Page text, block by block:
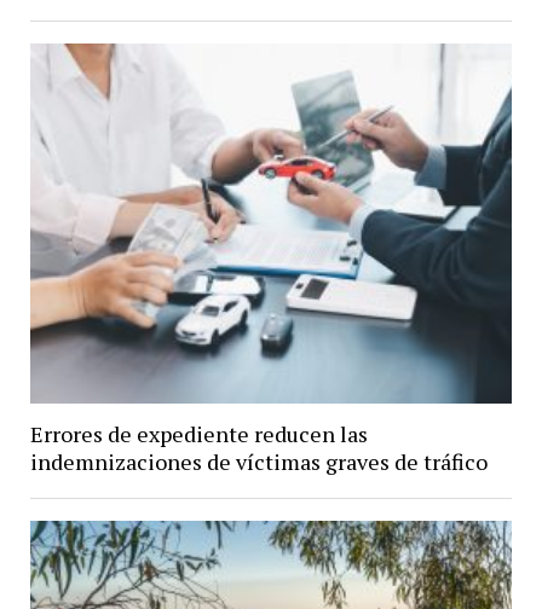
Errores de expediente reducen las
indemnizaciones de víctimas graves de tráfico